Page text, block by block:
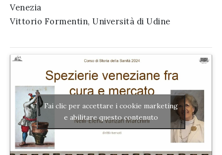
Venezia
Vittorio Formentin, Università di Udine
Fai clic per accettare i cookie marketing
e abilitare questo contenuto